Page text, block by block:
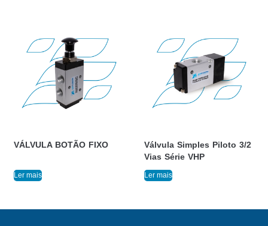
VÁLVULA BOTÃO FIXO
Ler mais
Válvula Simples Piloto 3/2
Vias Série VHP
Ler mais